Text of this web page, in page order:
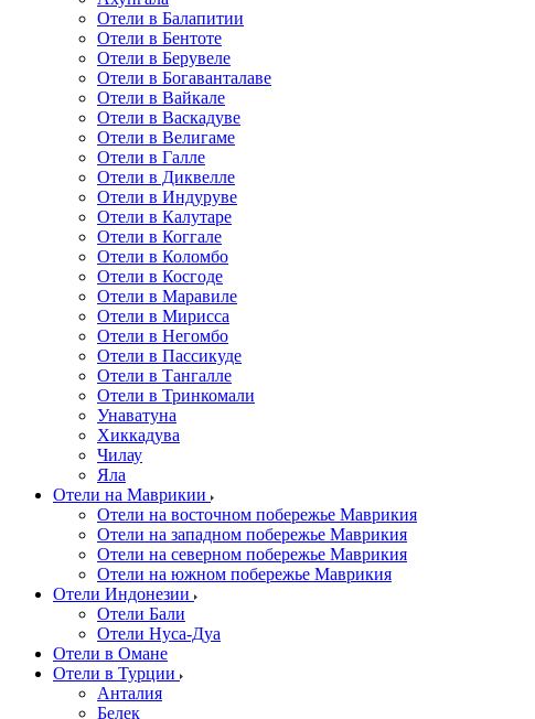
Отели в Балапитии
Отели в Бентоте
Отели в Берувеле
Отели в Богаванталаве
Отели в Вайкале
Отели в Васкадуве
Отели в Велигаме
Отели в Галле
Отели в Диквелле
Отели в Индуруве
Отели в Калутаре
Отели в Коггале
Отели в Коломбо
Отели в Косгоде
Отели в Маравиле
Отели в Мирисса
Отели в Негомбо
Отели в Пассикуде
Отели в Тангалле
Отели в Тринкомали
Унаватуна
Хиккадува
Чилау
Яла
Отели на Маврикии
Отели на восточном побережье Маврикия
Отели на западном побережье Маврикия
Отели на северном побережье Маврикия
Отели на южном побережье Маврикия
Отели Индонезии
Отели Бали
Отели Нуса-Дуа
Отели в Омане
Отели в Турции
Анталия
Белек